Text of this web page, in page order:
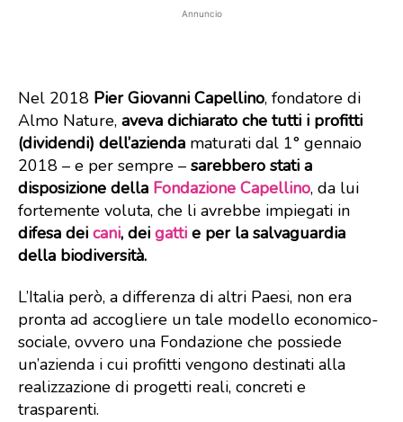
Annuncio
Nel 2018 Pier Giovanni Capellino, fondatore di
Almo Nature, aveva dichiarato che tutti i profitti
(dividendi) dell’azienda maturati dal 1° gennaio
2018 – e per sempre – sarebbero stati a
disposizione della Fondazione Capellino, da lui
fortemente voluta, che li avrebbe impiegati in
difesa dei cani, dei gatti e per la salvaguardia
della biodiversità.
L’Italia però, a differenza di altri Paesi, non era
pronta ad accogliere un tale modello economico-
sociale, ovvero una Fondazione che possiede
un’azienda i cui profitti vengono destinati alla
realizzazione di progetti reali, concreti e
trasparenti.